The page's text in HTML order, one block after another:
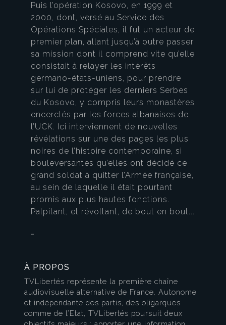
Puis l’opération Kosovo, en 1999 et
2000, dont, versé au Service des
Opérations Spéciales, il fut un acteur de
premier plan, allant jusqu’à outre passer
sa mission dont il comprend vite qu’elle
consistait à relayer les intérêts
germano-états-uniens, pour prendre
sur lui de protéger les derniers Serbes
du Kosovo, y compris leurs monastères
encerclés par les forces albanaises de
l’UCK. Ici interviennent de nouvelles
révélations sur une des pages les plus
noires de l’histoire contemporaine, si
bouleversantes qu’elles ont décidé ce
grand soldat à quitter l’Armée française,
au sein de laquelle il était pourtant
promis aux plus hautes fonctions.
Palpitant, et révoltant, de bout en bout...
…
À PROPOS
TVLibertés représente la première chaîne
audiovisuelle alternative de France. Autonome
et indépendante des partis, des oligarques
comme de l’Etat, TVLibertés poursuit deux